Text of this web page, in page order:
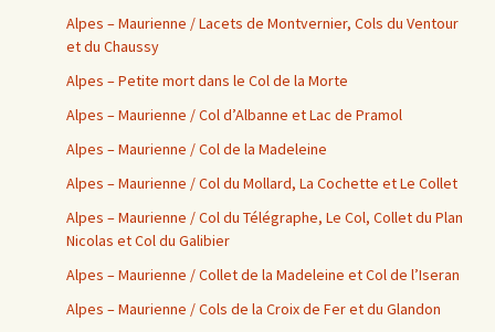
Alpes – Maurienne / Lacets de Montvernier, Cols du Ventour
et du Chaussy
Alpes – Petite mort dans le Col de la Morte
Alpes – Maurienne / Col d’Albanne et Lac de Pramol
Alpes – Maurienne / Col de la Madeleine
Alpes – Maurienne / Col du Mollard, La Cochette et Le Collet
Alpes – Maurienne / Col du Télégraphe, Le Col, Collet du Plan
Nicolas et Col du Galibier
Alpes – Maurienne / Collet de la Madeleine et Col de l’Iseran
Alpes – Maurienne / Cols de la Croix de Fer et du Glandon